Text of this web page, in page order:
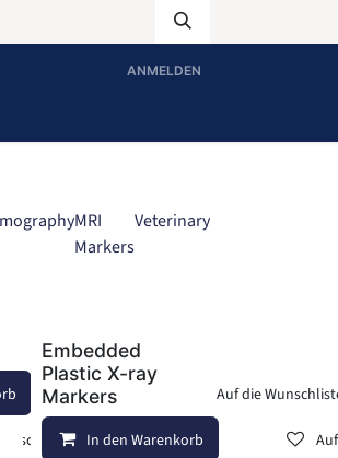
ANMELDEN
MRI
Markers
Veterinary
Vergleichen Auf die
Embedded
Plastic X-ray
Markers
In den Warenkorb